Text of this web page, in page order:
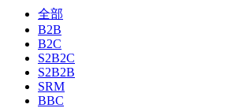
全部
B2B
B2C
S2B2C
S2B2B
SRM
BBC